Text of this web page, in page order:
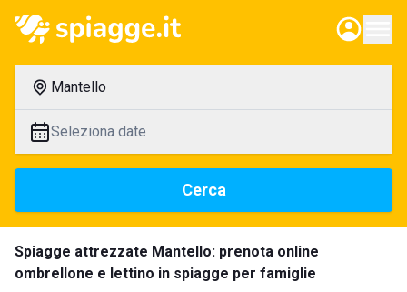
Mantello
Seleziona date
Cerca
Spiagge attrezzate Mantello: prenota online
ombrellone e lettino in spiagge per famiglie